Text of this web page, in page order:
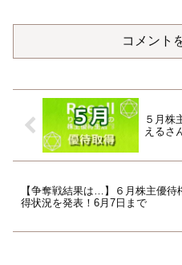
コメント
５月株
えるさ
【争奪戦結果は…】６月株主優待
得状況を発表！6月7日まで